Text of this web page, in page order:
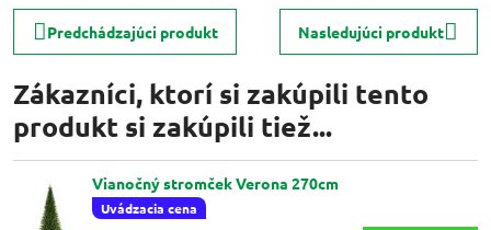
Predchádzajúci produkt Nasledujúci produkt
Zákazníci, ktorí si zakúpili tento
produkt si zakúpili tiež...
Vianočný stromček Verona 270cm
Uvádzacia cena